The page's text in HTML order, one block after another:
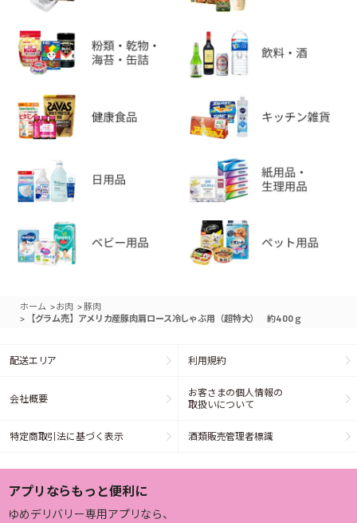
ホーム >お肉 >豚肉
> 【グラム売】アメリカ産豚肉肩ロース冷しゃぶ用（超特大） 約400ｇ
配送エリア 利用規約
会社概要
お客さまの個人情報の
取扱いについて
特定商取引法に基づく表示 酒類販売管理者標識
アプリならもっと便利に
ゆめデリバリー専用アプリなら、